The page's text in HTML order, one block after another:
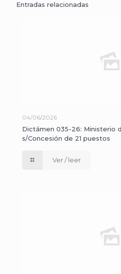
Entradas relacionadas
04/06/2026
Dictámen 035-26: Ministerio
s/Concesión de 21 puestos
Ver / leer